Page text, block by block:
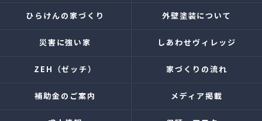
ひらけんの家づくり 外壁塗装について
災害に強い家 しあわせヴィレッジ
ZEH（ゼッチ） 家づくりの流れ
補助金のご案内 メディア掲載